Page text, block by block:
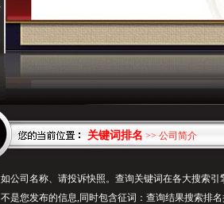
关键词排名 >> 公司简介
如公司名称、请投诉快照。查询关键词在各大搜索
不是您发布的信息,同时包含征词：查询结果搜索排